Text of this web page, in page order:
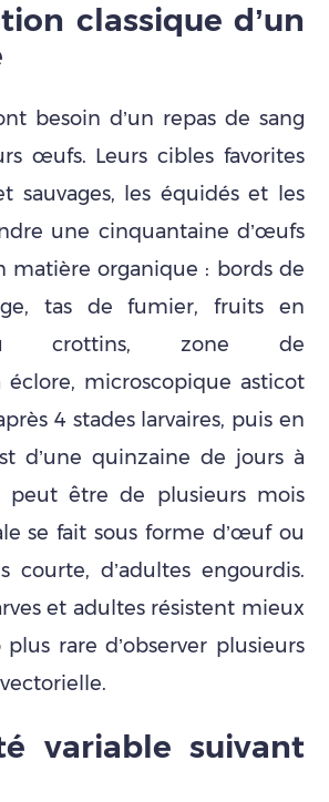
tion classique d’un
besoin d’un repas de sang
œufs. Leurs cibles favorites
sauvages, les équidés et les
une cinquantaine d’œufs
organique : bords de
tas de fumier, fruits en
crottins, zone de
microscopique asticot
4 stades larvaires, puis en
d’une quinzaine de jours à
peut être de plusieurs mois
se fait sous forme d’œuf ou
d’adultes engourdis.
et adultes résistent mieux
rare d’observer plusieurs
variable suivant